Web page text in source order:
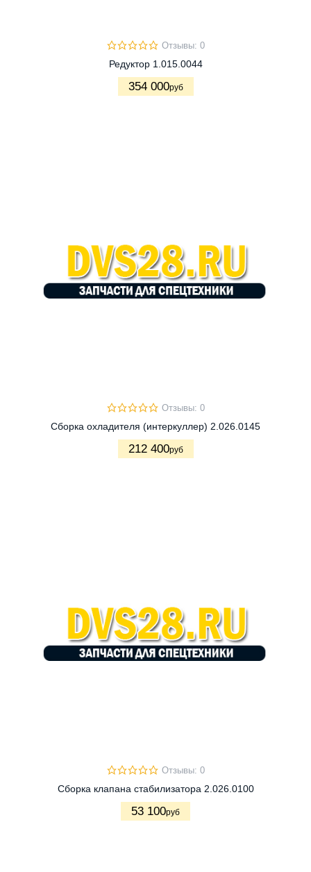
Отзывы: 0
Редуктор 1.015.0044
354 000руб
Отзывы: 0
Сборка охладителя (интеркуллер) 2.026.0145
212 400руб
Отзывы: 0
Сборка клапана стабилизатора 2.026.0100
53 100руб